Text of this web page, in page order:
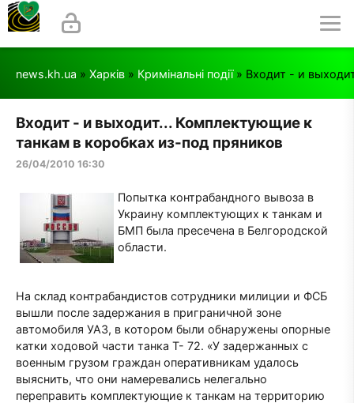
news.kh.ua » Харків » Кримінальні події» Входит - и
Входит - и выходит... Комплектующие к
танкам в коробках из-под пряников
26/04/2010 16:30
Попытка контрабандного вывоза в
Украину комплектующих к танкам и
БМП была пресечена в Белгородской
области.
На склад контрабандистов сотрудники милиции и ФСБ
вышли после задержания в приграничной зоне
автомобиля УАЗ, в котором были обнаружены опорные
катки ходовой части танка Т- 72. «У задержанных с
военным грузом граждан оперативникам удалось
выяснить, что они намеревались нелегально
переправить комплектующие к танкам на территорию